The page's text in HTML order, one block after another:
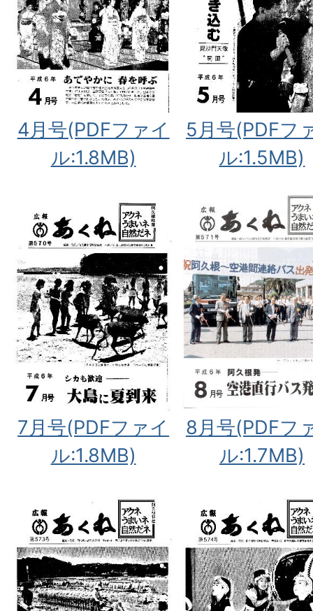
4月号(PDFファイ
ル:1.8MB)
5月号(PDFフ
ル:1.5MB)
7月号(PDFファイ
ル:1.8MB)
8月号(PDFフ
ル:1.7MB)